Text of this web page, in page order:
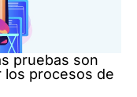
pruebas son
los procesos de